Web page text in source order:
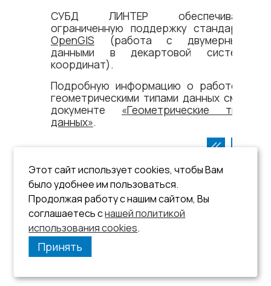
СУБД ЛИНТЕР обеспечивает
ограниченную поддержку стандарта
OpenGIS (работа с двумерными
данными в декартовой системе
координат).
Подробную информацию о работе с
геометрическими типами данных см. в
документе «Геометрические типы
данных».
Этот сайт использует cookies, чтобы Вам
было удобнее им пользоваться.
Продолжая работу с нашим сайтом, Вы
соглашаетесь снашей политикой
использования cookies.
Принять